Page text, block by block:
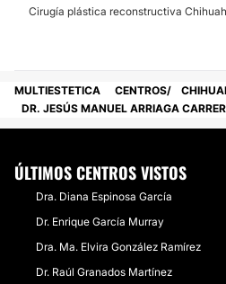
Desde:$ 120,000hasta$ 160,000
CIRUGÍA FACIAL
en reposicionar los músculos
glandulas salivales
exceso de piel, suspensión de
superior e inferior,
Cirugía plástica reconstructiva
MULTIESTETICA CENTROS
DR. JESÚS MANUEL ARRIAGA
ÚLTIMOS CENTROS VISTOS
Dra. Diana Espinosa García
Dr. Enrique García Murray
Dra. Ma. Elvira González Ramírez
Dr. Raúl Granados Martínez